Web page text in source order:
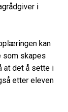
i
kan
som skapes
at det å sette i
etter eleven